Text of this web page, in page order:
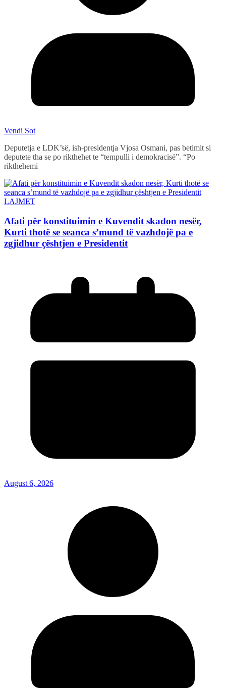
Vendi Sot
Deputetja e LDK’së, ish-presidentja Vjosa Osmani, pas betimit si
deputete tha se po rikthehet te “tempulli i demokracisë”. “Po
rikthehemi
LAJMET
Afati për konstituimin e Kuvendit skadon nesër,
Kurti thotë se seanca s’mund të vazhdojë pa e
zgjidhur çështjen e Presidentit
August 6, 2026